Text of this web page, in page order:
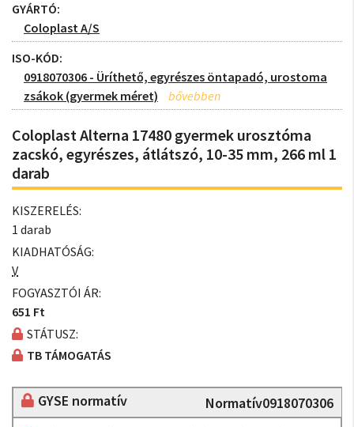
GYÁRTÓ:
Coloplast A/S
ISO-KÓD:
0918070306 - Üríthető, egyrészes öntapadó, urostoma
zsákok (gyermek méret)
Coloplast Alterna 17480 gyermek urosztóma
zacskó, egyrészes, átlátszó, 10-35 mm, 266 ml 1
darab
KISZERELÉS:
1 darab
KIADHATÓSÁG:
V
FOGYASZTÓI ÁR:
651 Ft
STÁTUSZ:
TB TÁMOGATÁS
GYSE normatív Normatív0918070306